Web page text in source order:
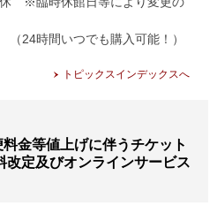
（24時間いつでも購入可能！）
トピックスインデックスへ
料金等値上げに伴うチケット
改定及びオンラインサービス